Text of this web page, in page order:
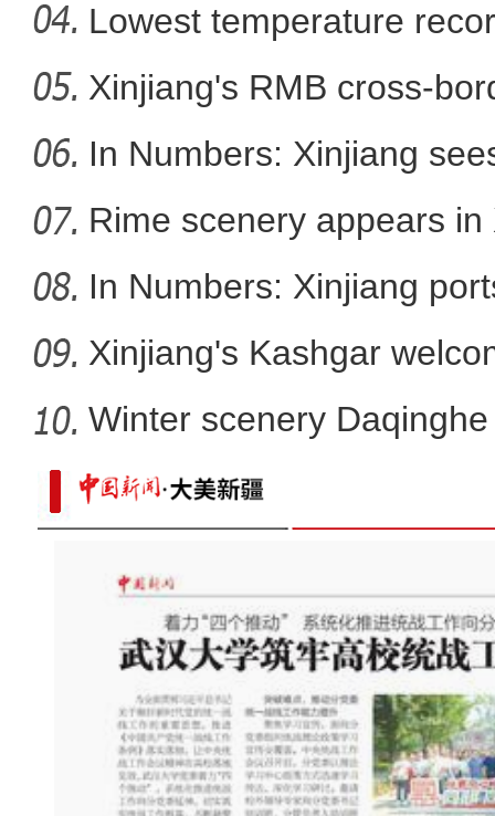
开学季沙雅县图书馆成
道中华丨“檩条”“椽子”用
Lowest temperature
Xinjiang's RMB cross-
In Numbers: Xinjiang
Rime scenery appears in
In Numbers: Xinjiang
Xinjiang's Kashgar
Winter scenery